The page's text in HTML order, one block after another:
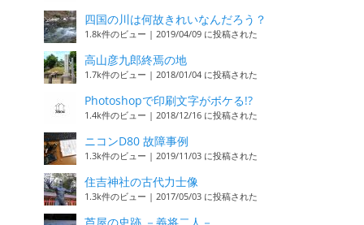
四国の川は何故きれいなんだろう？
1.8k件のビュー | 2019/04/09 に投稿された
高山彦九郎終焉の地
1.7k件のビュー | 2018/01/04 に投稿された
Photoshopで印刷文字がボケる!?
1.4k件のビュー | 2018/12/16 に投稿された
ニコンD80 故障事例
1.3k件のビュー | 2019/11/03 に投稿された
住吉神社の古代力士像
1.3k件のビュー | 2017/05/03 に投稿された